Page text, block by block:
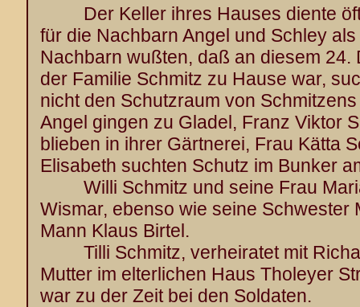
Der Keller ihres Hauses diente
für die Nachbarn Angel und Schley
Nachbarn wußten, daß an diesem 24.
der Familie Schmitz zu Hause war,
nicht den Schutzraum von
Angel gingen zu Gladel, Franz Viktor
blieben in ihrer Gärtnerei, Frau Kätta
Elisabeth suchten Schutz im Bunker
Willi Schmitz und seine Frau
Wismar, ebenso wie seine Schwester
Mann Klaus Birtel.
Tilli Schmitz, verheiratet mit
Mutter im elterlichen Haus Tholeyer
war zu der Zeit bei den Soldaten.